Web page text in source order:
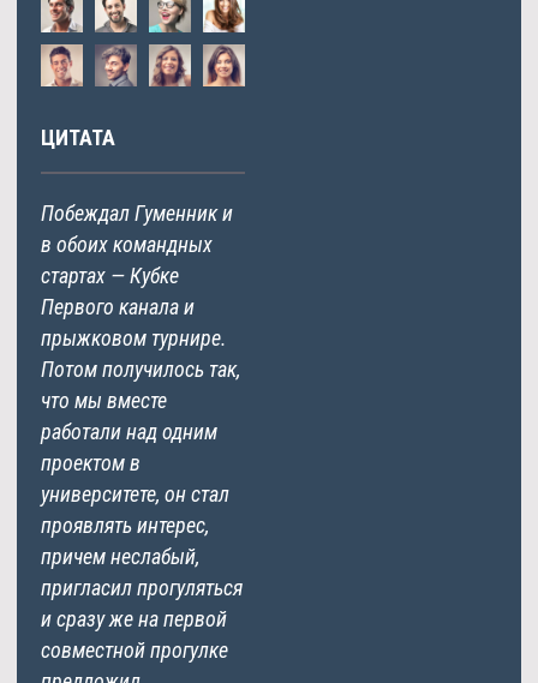
ЦИТАТА
Побеждал Гуменник и
в обоих командных
стартах — Кубке
Первого канала и
прыжковом турнире.
Потом получилось так,
что мы вместе
работали над одним
проектом в
университете, он стал
проявлять интерес,
причем неслабый,
пригласил прогуляться
и сразу же на первой
совместной прогулке